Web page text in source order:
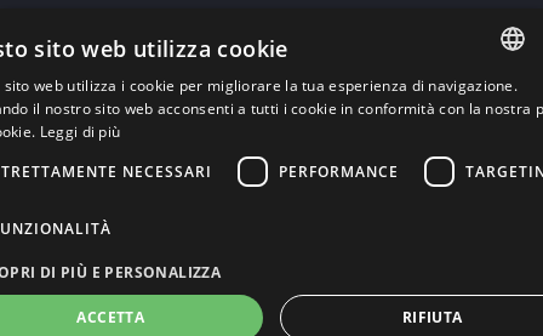
Orari
Lun-ven: 9.30-19.30 - Sab: 10-13 | 15.30-19.30 - Domenica: chiuso
Pagamenti sicuri
Copyright© Rework Labs S.r.l – Powered by Rework-Labs
ITALIAN
GERMAN
sito web utilizza cookie
sito web utilizza i cookie per migliorare la tua esperienza di navigazione.
il nostro sito web acconsenti a tutti i cookie in conformità con la nostra
Leggi di più
NECESSARI
PERFORMANCE
DI PIÙ E PERSONALIZZA
ACCETTA RIFIUTA